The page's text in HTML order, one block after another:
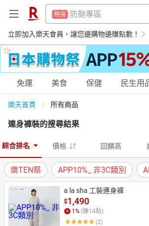
熱搜 賺點樂翻天
熱搜 299超取免運
熱搜 平板電腦
熱搜 微波爐
抽7777點
熱搜 熱門飯店推薦
立即加入樂天會員，讓您邊購物邊賺點數！
熱搜 299超取免運
平板電腦
熱搜 微波爐
熱搜 床架
熱搜 電子閱讀器
熱搜 吹風機
熱搜 抽7777點
熱搜 熱門飯店推薦
購物網分類
居家生活 3C家電 運動休閒
女裝 男裝
免運 美食 保健 民生用
樂天首頁 所有商品
連身褲裝的搜尋結果
綜合排名 價格 回饋高
樂TEN祭 APP10%_ 非3C類別
a la sha 工裝連身褲
$1,490
1 % (賺14點)
(2)